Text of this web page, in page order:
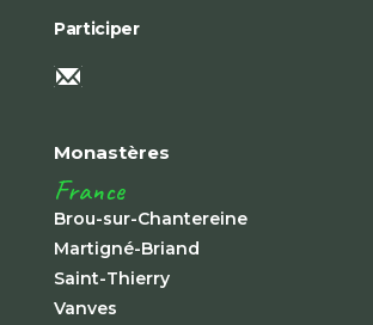
Participer
Monastères
France
Brou-sur-Chantereine
Martigné-Briand
Saint-Thierry
Vanves